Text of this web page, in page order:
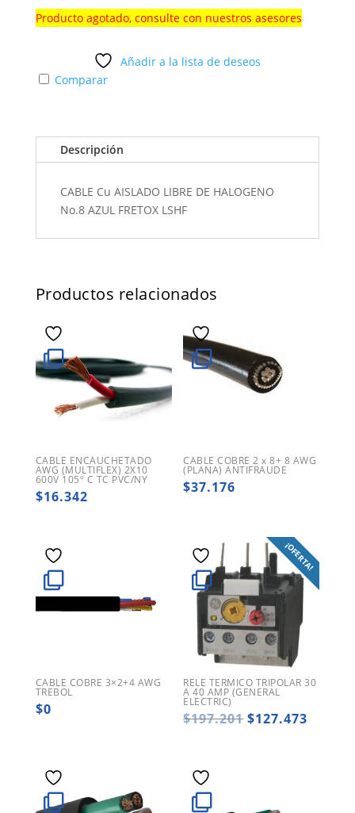
Producto agotado, consulte con nuestros asesores
Añadir a la lista de deseos
Comparar
Descripción
CABLE Cu AISLADO LIBRE DE HALOGENO
No.8 AZUL FRETOX LSHF
Productos relacionados
CABLE ENCAUCHETADO
AWG (MULTIFLEX) 2X10
600V 105º C TC PVC/NY
$16.342
CABLE COBRE 2 x 8+ 8 AWG
(PLANA) ANTIFRAUDE
$37.176
CABLE COBRE 3×2+4 AWG
TREBOL
$0
¡OFERTA!
RELE TERMICO TRIPOLAR 30
A 40 AMP (GENERAL
ELECTRIC)
$197.201 El
$127.473